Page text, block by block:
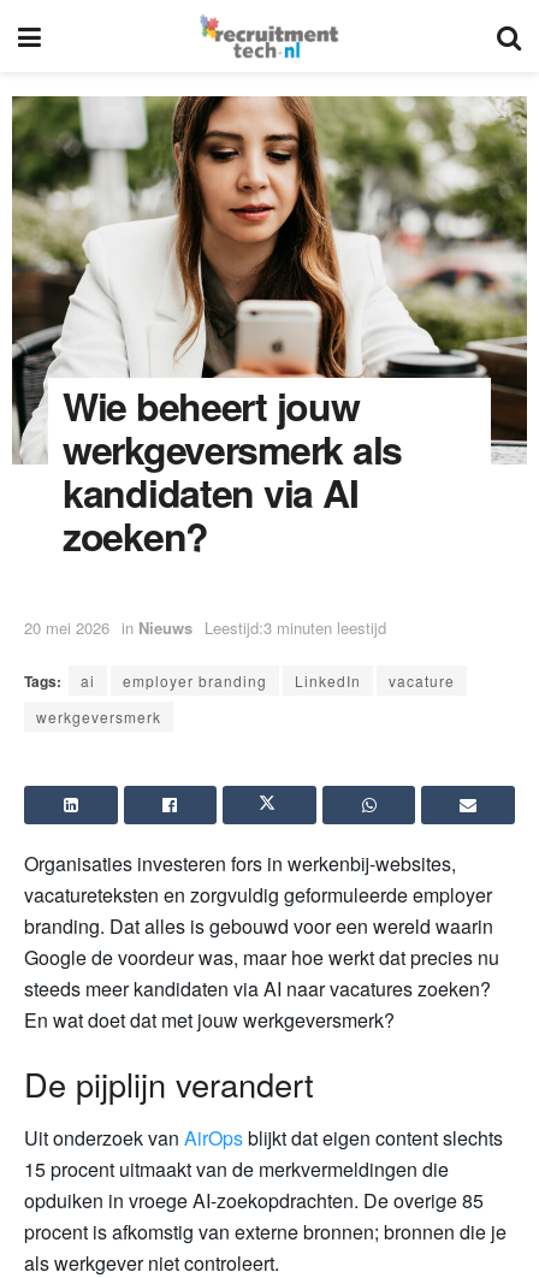
Wie beheert jouw
werkgeversmerk als
kandidaten via AI
zoeken?
20 mei 2026 in Nieuws Leestijd:3 minuten leestijd
Tags: ai employer branding LinkedIn
vacature
werkgeversmerk
Organisaties investeren fors in werkenbij-websites,
vacatureteksten en zorgvuldig geformuleerde employer
branding. Dat alles is gebouwd voor een wereld waarin
Google de voordeur was, maar hoe werkt dat precies nu
steeds meer kandidaten via AI naar vacatures zoeken?
En wat doet dat met jouw werkgeversmerk?
De pijplijn verandert
Uit onderzoek van AirOpsblijkt dat eigen content slechts
15 procent uitmaakt van de merkvermeldingen die
opduiken in vroege AI-zoekopdrachten. De overige 85
procent is afkomstig van externe bronnen; bronnen die je
als werkgever niet controleert.